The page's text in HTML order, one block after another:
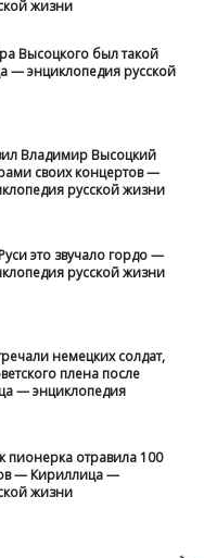
жизни
Высоцкого был такой
— энциклопедия русской
Владимир Высоцкий
своих концертов —
русской жизни
это звучало гордо —
русской жизни
немецких солдат,
плена после
— энциклопедия
пионерка отравила 100
— Кириллица —
жизни